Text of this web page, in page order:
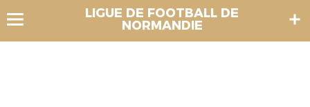
LIGUE DE FOOTBALL DE
NORMANDIE